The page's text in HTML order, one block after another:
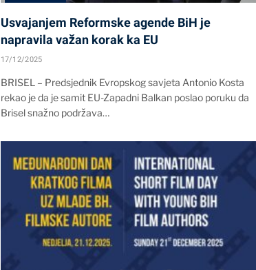
Usvajanjem Reformske agende BiH je
napravila važan korak ka EU
17/12/2025
BRISEL – Predsjednik Evropskog savjeta Antonio Kosta
rekao je da je samit EU-Zapadni Balkan poslao poruku da
Brisel snažno podržava…